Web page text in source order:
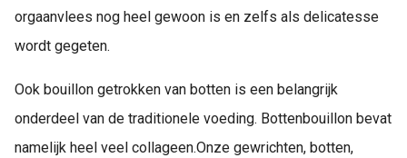
orgaanvlees nog heel gewoon is en zelfs als delicatesse
wordt gegeten.
Ook bouillon getrokken van botten is een belangrijk
onderdeel van de traditionele voeding. Bottenbouillon bevat
namelijk heel veel collageen.Onze gewrichten, botten,